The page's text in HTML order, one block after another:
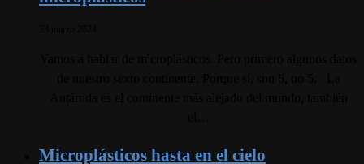
Microplásticos hasta en el cielo